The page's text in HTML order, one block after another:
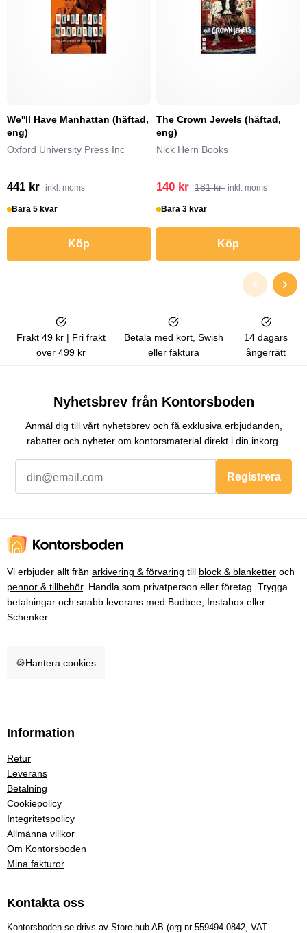
We''ll Have Manhattan (häftad,
eng)
Oxford University Press Inc
441 kr inkl. moms
Bara 5 kvar
Köp
The Crown Jewels (häftad,
eng)
Nick Hern Books
140 kr 181 kr inkl. moms
Bara 3 kvar
Köp
Frakt 49 kr | Fri frakt
över 499 kr
Betala med kort, Swish
eller faktura
14 dagars
ångerrätt
Nyhetsbrev från Kontorsboden
Anmäl dig till vårt nyhetsbrev och få exklusiva erbjudanden,
rabatter och nyheter om kontorsmaterial direkt i din inkorg.
Registrera
Vi erbjuder allt från arkivering & förvaring till block & blanketter och
pennor & tillbehör. Handla som privatperson eller företag. Trygga
betalningar och snabb leverans med Budbee, Instabox eller
Schenker.
🍪Hantera cookies
Information
Retur
Leverans
Betalning
Cookiepolicy
Integritetspolicy
Allmänna villkor
Om Kontorsboden
Mina fakturor
Kontakta oss
Kontorsboden.se drivs av Store hub AB (org.nr 559494-0842, VAT